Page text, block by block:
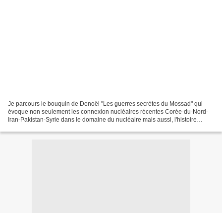
Je parcours le bouquin de Denoël "Les guerres secrètes du Mossad" qui
évoque non seulement les connexion nucléaires récentes Corée-du-Nord-
Iran-Pakistan-Syrie dans le domaine du nucléaire mais aussi, l'histoire